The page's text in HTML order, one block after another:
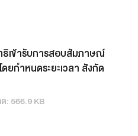
ธิเข้ารับการสอบสัมภาษณ์
กำหนดระยะเวลา สังกัด
ด: 566.9 KB